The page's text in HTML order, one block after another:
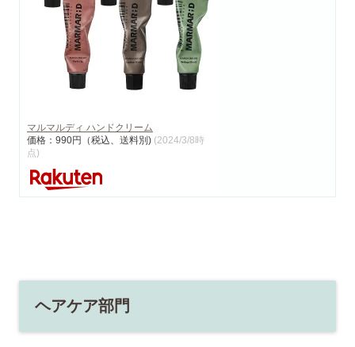
マルマルディ ハンドクリーム
価格：990円（税込、送料別) (2024/3/8時
点)
ヘアケア部門